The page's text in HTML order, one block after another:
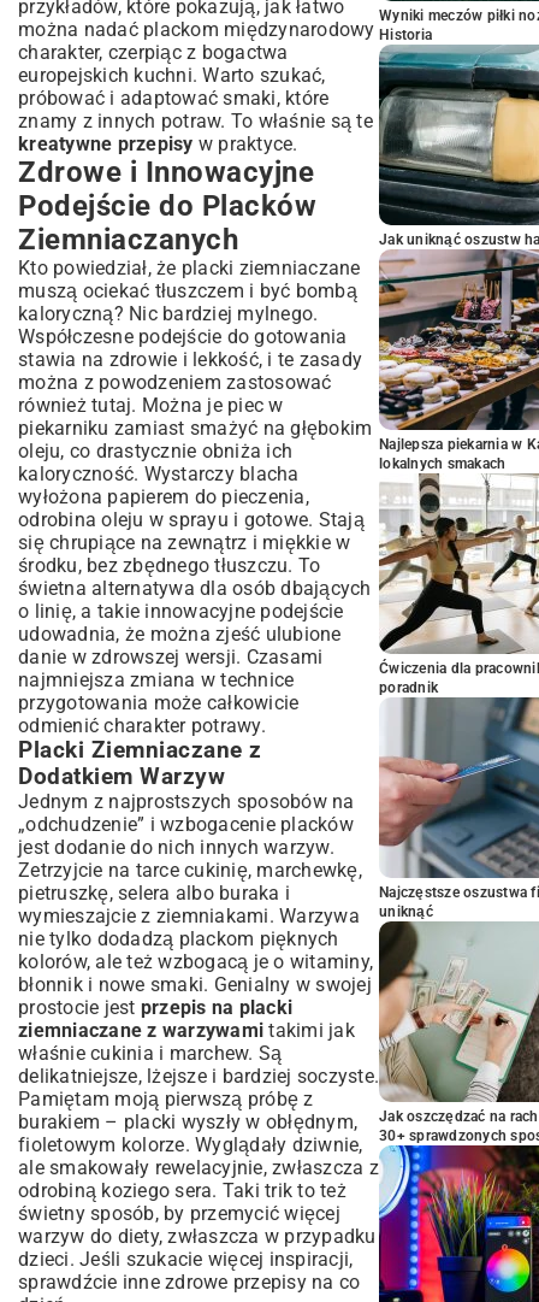
przykładów, które pokazują, jak łatwo
można nadać plackom międzynarodowy
charakter, czerpiąc z bogactwa
europejskich kuchni. Warto szukać,
próbować i adaptować smaki, które
znamy z innych potraw. To właśnie są te
kreatywne przepisy w praktyce.
Zdrowe i Innowacyjne
Podejście do Placków
Ziemniaczanych
Kto powiedział, że placki ziemniaczane
muszą ociekać tłuszczem i być bombą
kaloryczną? Nic bardziej mylnego.
Współczesne podejście do gotowania
stawia na zdrowie i lekkość, i te zasady
można z powodzeniem zastosować
również tutaj. Można je piec w
piekarniku zamiast smażyć na głębokim
oleju, co drastycznie obniża ich
kaloryczność. Wystarczy blacha
wyłożona papierem do pieczenia,
odrobina oleju w sprayu i gotowe. Stają
się chrupiące na zewnątrz i miękkie w
środku, bez zbędnego tłuszczu. To
świetna alternatywa dla osób dbających
o linię, a takie innowacyjne podejście
udowadnia, że można zjeść ulubione
danie w zdrowszej wersji. Czasami
najmniejsza zmiana w technice
przygotowania może całkowicie
odmienić charakter potrawy.
Placki Ziemniaczane z
Dodatkiem Warzyw
Jednym z najprostszych sposobów na
„odchudzenie” i wzbogacenie placków
jest dodanie do nich innych warzyw.
Zetrzyjcie na tarce cukinię, marchewkę,
pietruszkę, selera albo buraka i
wymieszajcie z ziemniakami. Warzywa
nie tylko dodadzą plackom pięknych
kolorów, ale też wzbogacą je o witaminy,
błonnik i nowe smaki. Genialny w swojej
prostocie jest przepis na placki
ziemniaczane z warzywami takimi jak
właśnie cukinia i marchew. Są
delikatniejsze, lżejsze i bardziej soczyste.
Pamiętam moją pierwszą próbę z
burakiem – placki wyszły w obłędnym,
fioletowym kolorze. Wyglądały dziwnie,
ale smakowały rewelacyjnie, zwłaszcza z
odrobiną koziego sera. Taki trik to też
świetny sposób, by przemycić więcej
warzyw do diety, zwłaszcza w przypadku
dzieci. Jeśli szukacie więcej inspiracji,
sprawdźcie inne zdrowe przepisy na co
Wyniki meczów piłki
Historia
Jak uniknąć oszustw
Najlepsza piekarnia w
lokalnych smakach
Ćwiczenia dla
poradnik
Najczęstsze oszustwa
uniknąć
Jak oszczędzać na
30+ sprawdzonych